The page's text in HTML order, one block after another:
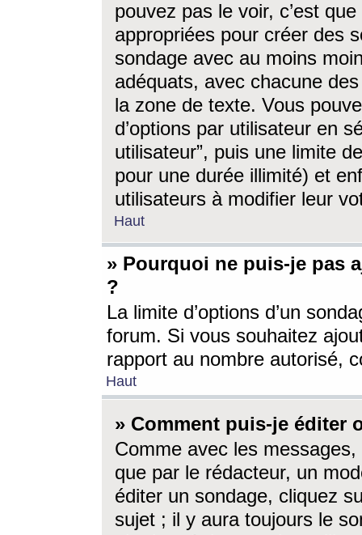
pouvez pas le voir, c’est
appropriées pour créer des
sondage avec au moins
adéquats, avec chacune
la zone de texte. Vous
d’options par utilisateur en
utilisateur”, puis une limite
pour une durée illimité) et
utilisateurs à modifier leur
Haut
» Pourquoi ne puis-je pas
?
La limite d’options d’un
forum. Si vous souhaitez
rapport au nombre autorisé,
Haut
» Comment puis-je éditer
Comme avec les
que par le rédacteur, un
éditer un sondage, cliquez
sujet ; il y aura toujours le